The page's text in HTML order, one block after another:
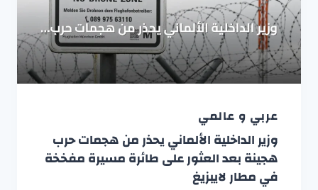
عربي و عالمي
وزير الداخلية الألماني يحذر من هجمات حرب
هجينة بعد العثور على طائرة مسيرة مفخخة
في مطار لايبزيغ